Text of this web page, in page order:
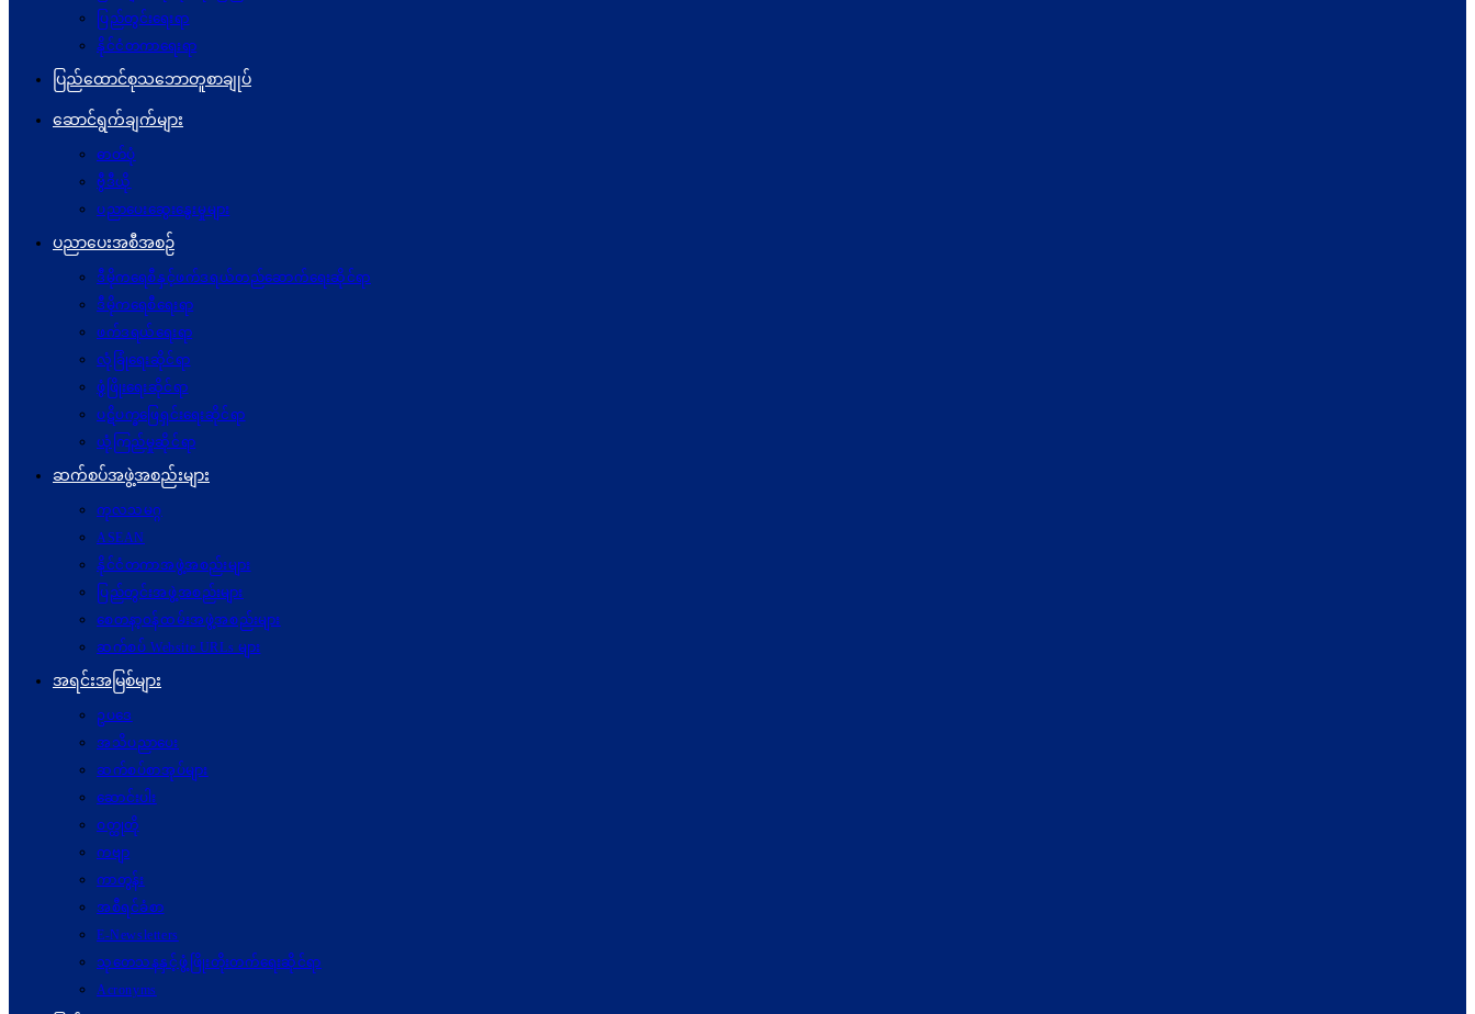
ပြည်တွင်းရေးရာ
နိုင်ငံတကာရေးရာ
ပြည်ထောင်စုသဘောတူစာချုပ်
ဆောင်ရွက်ချက်များ
ဓာတ်ပုံ
ဗွီဒီယို
ပညာပေးဆွေးနွေးမှုများ
ပညာပေးအစီအစဉ်
ဒီမိုကရေစီနှင့်ဖက်ဒရယ်တည်ဆောက်ရေးဆိုင်ရာ
ဒီမိုကရေစီရေးရာ
ဖက်ဒရယ်ရေးရာ
လုံခြုံရေးဆိုင်ရာ
ဖွံဖြိုးရေးဆိုင်ရာ
ပဋိပက္ခ‌ဖြေရှင်းရေးဆိုင်ရာ
ယုံကြည်မှုဆိုင်ရာ
ဆက်စပ်အဖွဲ့အစည်းများ
ကုလသမဂ္ဂ
ASEAN
နိုင်ငံတကာအဖွဲ့အစည်းများ
ပြည်တွင်းအဖွဲ့အစည်းများ
စေတနာ့ဝန်ထမ်းအဖွဲ့အစည်းများ
ဆက်စပ် Website URLs များ
အရင်းအမြစ်များ
ဥပဒေ
အသိပညာပေး
ဆက်စပ်စာအုပ်များ
ဆောင်းပါး
ဝတ္ထုတို
ကဗျာ
ကာတွန်း
အစီရင်ခံစာ
E-Newsletters
သုတေသနနှင့်ဖွံ့ဖြိုးတိုးတက်ရေးဆိုင်ရာ
Acronyms